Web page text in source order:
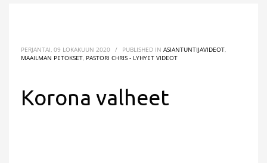
PERJANTAI, 09 LOKAKUUN 2020 / PUBLISHED IN ASIANTUNTIJAVIDEOT
MAAILMAN PETOKSET PASTORI CHRIS - LYHYET VIDEOT
Korona valheet